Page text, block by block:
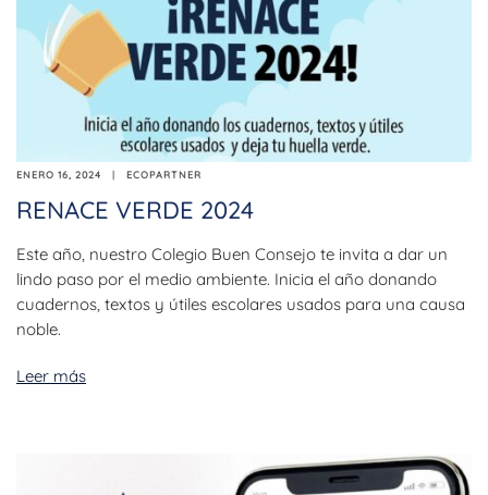
ENERO 16, 2024 ECOPARTNER
RENACE VERDE 2024
Este año, nuestro Colegio Buen Consejo te invita a dar un
lindo paso por el medio ambiente. Inicia el año donando
cuadernos, textos y útiles escolares usados para una causa
noble.
Leer más